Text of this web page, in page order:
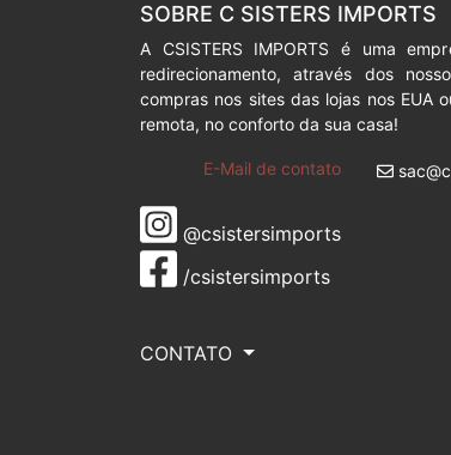
SOBRE C SISTERS IMPORTS
A CSISTERS IMPORTS é uma
redirecionamento, através dos
compras nos sites das lojas nos EUA
remota, no conforto da sua casa!
E-Mail de contato
@csistersimports
/csistersimports
CONTATO